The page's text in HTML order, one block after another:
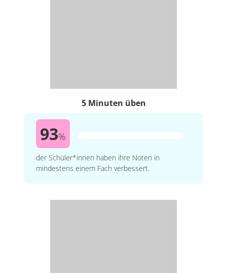
5 Minuten üben
93%
der Schüler*innen haben ihre Noten in
mindestens einem Fach verbessert.